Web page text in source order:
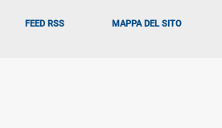
FEED RSS MAPPA DEL SITO